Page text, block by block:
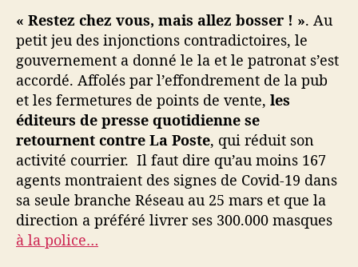
e
,
m
a
r
c
h
é
s
a
u
p
a
« Restez chez vous, mais allez bosser ! ». Au
petit jeu des injonctions contradictoires, le
gouvernement a donné le la et le patronat s’est
accordé. Affolés par l’effondrement de la pub
et les fermetures de points de vente, les
éditeurs de presse quotidienne se
retournent contre La Poste, qui réduit son
activité courrier. Il faut dire qu’au moins 167
agents montraient des signes de Covid-19 dans
sa seule branche Réseau au 25 mars et que la
direction a préféré livrer ses 300.000 masques
à la police…